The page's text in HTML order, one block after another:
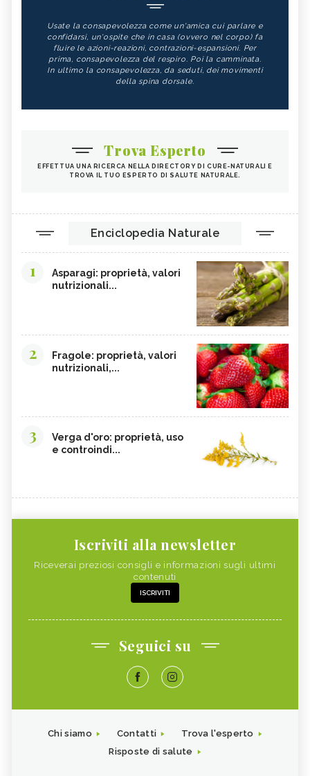
Usate la consapevolezza come un'amica cui parlare e
confidarsi, un'ospite che in casa (ovvero nel corpo) fa
fluire le azioni-reazioni, contrazioni-espansioni. Per
prima, consapevolezza del respiro. Poi la camminata.
In ultimo la consapevolezza, da seduti, dei movimenti
della spina dorsale.
Trova Esperto
EFFETTUA UNA RICERCA NELLA DIRECTORY DI CURE-NATURALI E
TROVA IL TUO ESPERTO DI SALUTE NATURALE.
Enciclopedia Naturale
1
Asparagi: proprietà, valori
nutrizionali...
2
Fragole: proprietà, valori
nutrizionali,...
3
Verga d'oro: proprietà, uso
e controindi...
Iscriviti alla newsletter
Riceverai preziosi consigli e informazioni sugli ultimi
contenuti
ISCRIVITI
Seguici su
Chi siamo Contatti
Trova l'esperto
Risposte di salute